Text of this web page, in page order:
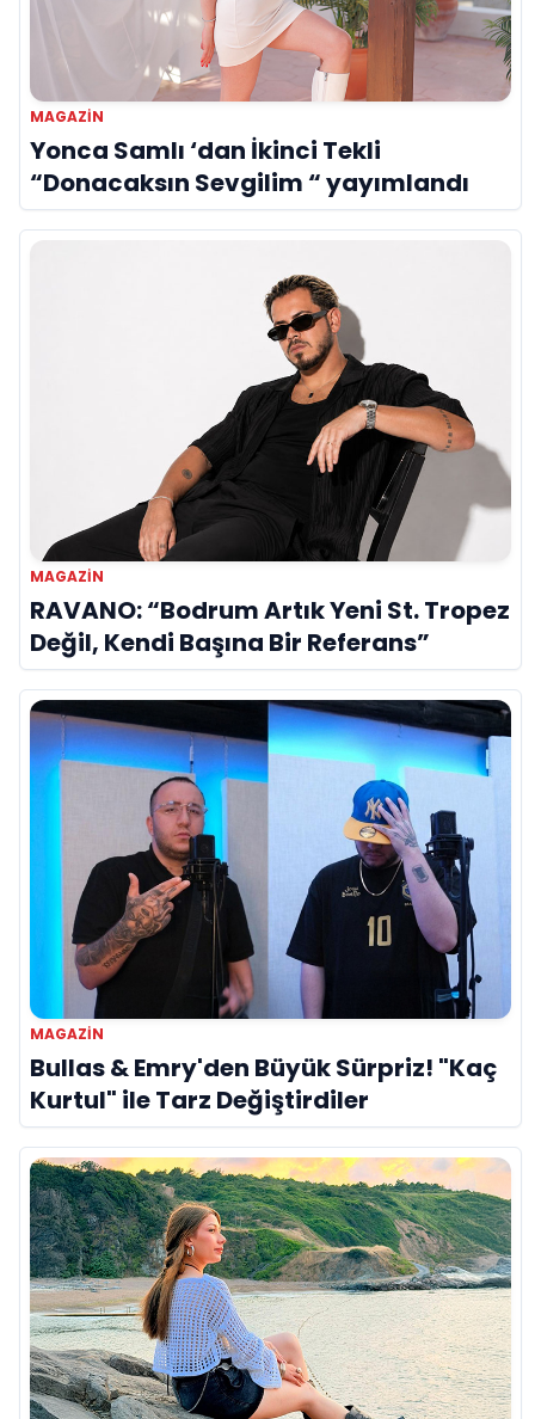
MAGAZIN
Yonca Samlı ‘dan İkinci Tekli
“Donacaksın Sevgilim “ yayımlandı
MAGAZIN
RAVANO: “Bodrum Artık Yeni St. Tropez
Değil, Kendi Başına Bir Referans”
MAGAZIN
Bullas & Emry'den Büyük Sürpriz! "Kaç
Kurtul" ile Tarz Değiştirdiler